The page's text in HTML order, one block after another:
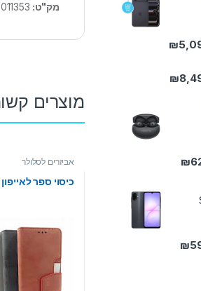
מק"ט:
מוצרים
אביזרים לסלולר
כיסוי ספר לאייפון x/xs
₪
₪
₪
₪